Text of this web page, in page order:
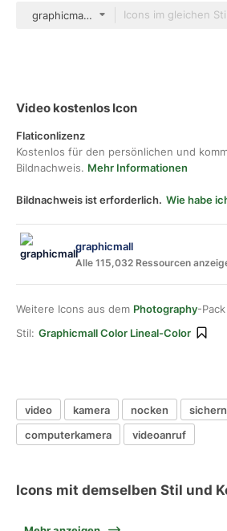
graphicmall color lineal-color
Video kostenlos Icon
Flaticonlizenz
Kostenlos für den persönlichen und
Bildnachweis. Mehr Informationen
Bildnachweis ist erforderlich. Wie habe
graphicmall
Alle 115,032 Ressourcen
Weitere Icons aus dem Photography-Pack
Stil: Graphicmall Color Lineal-Color
video kamera nocken sichern
computerkamera
videoanruf
Icons mit demselben Stil und